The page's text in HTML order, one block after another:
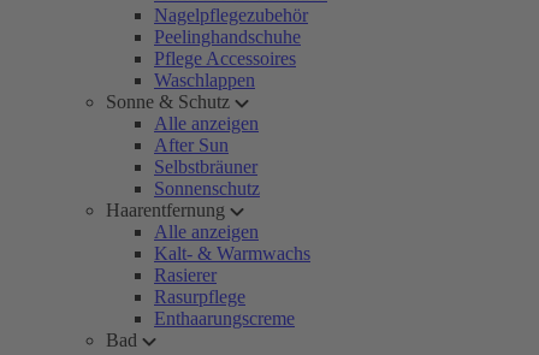
Nagelpflegezubehör
Peelinghandschuhe
Pflege Accessoires
Waschlappen
Sonne & Schutz
Alle anzeigen
After Sun
Selbstbräuner
Sonnenschutz
Haarentfernung
Alle anzeigen
Kalt- & Warmwachs
Rasierer
Rasurpflege
Enthaarungscreme
Bad